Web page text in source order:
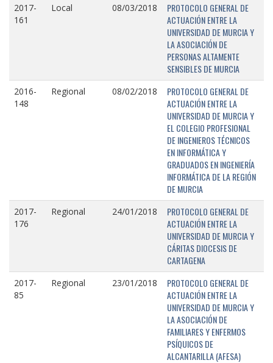
2017-
161
Local 08/03/2018
PROTOCOLO GENERAL DE
ACTUACIÓN ENTRE LA
UNIVERSIDAD DE MURCIA Y
LA ASOCIACIÓN DE
PERSONAS ALTAMENTE
SENSIBLES DE MURCIA
2016-
148
Regional 08/02/2018
PROTOCOLO GENERAL DE
ACTUACIÓN ENTRE LA
UNIVERSIDAD DE MURCIA Y
EL COLEGIO PROFESIONAL
DE INGENIEROS TÉCNICOS
EN INFORMÁTICA Y
GRADUADOS EN INGENIERÍA
INFORMÁTICA DE LA REGIÓN
DE MURCIA
2017-
176
Regional 24/01/2018
PROTOCOLO GENERAL DE
ACTUACIÓN ENTRE LA
UNIVERSIDAD DE MURCIA Y
CÁRITAS DIOCESIS DE
CARTAGENA
2017-
85
Regional 23/01/2018
PROTOCOLO GENERAL DE
ACTUACIÓN ENTRE LA
UNIVERSIDAD DE MURCIA Y
LA ASOCIACIÓN DE
FAMILIARES Y ENFERMOS
PSÍQUICOS DE
ALCANTARILLA (AFESA)